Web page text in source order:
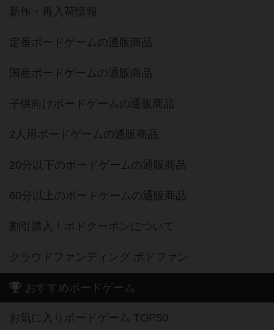
新作・再入荷情報
定番ボードゲームの通販商品
国産ボードゲームの通販商品
子供向けボードゲームの通販商品
2人用ボードゲームの通販商品
20分以下のボードゲームの通販商品
60分以上のボードゲームの通販商品
割引購入！ボドクーポンについて
クラウドファンディング ボドファン
おすすめボードゲーム
お気に入りボードゲーム TOP50